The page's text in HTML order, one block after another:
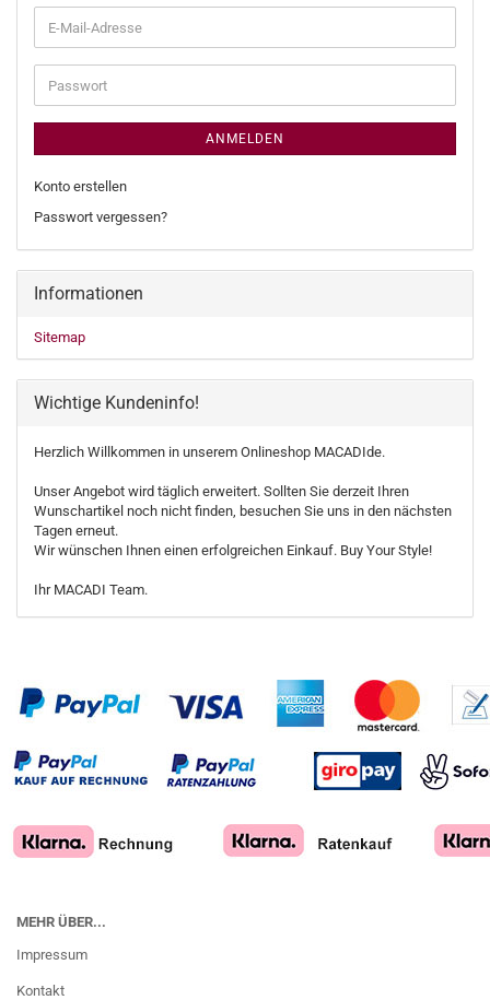
E-
Mail-
Adresse
Passwort
ANMELDEN
Konto erstellen
Passwort vergessen?
Informationen
Sitemap
Wichtige Kundeninfo!
Herzlich Willkommen in unserem Onlineshop MACADIde.
Unser Angebot wird täglich erweitert. Sollten Sie derzeit Ihren
Wunschartikel noch nicht finden, besuchen Sie uns in den nächsten
Tagen erneut.
Wir wünschen Ihnen einen erfolgreichen Einkauf. Buy Your Style!
Ihr MACADI Team.
MEHR ÜBER...
Impressum
Kontakt